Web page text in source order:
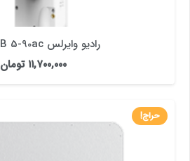
رادیو وایرلس LigoDLB 5-90ac
۱۱,۷۰۰,۰۰۰ تومان
حراج!